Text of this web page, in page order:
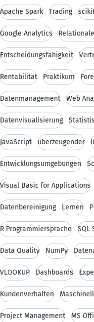
Apache Spark Trading
Google Analytics
Entscheidungsfähigkeit
Rentabilität Praktikum
Datenmanagement Web
Datenvisualisierung
JavaScript überzeugender
Entwicklungsumgebungen
Visual Basic for Applications
Datenbereinigung Lernen
R Programmiersprache SQL
Data Quality NumPy
VLOOKUP Dashboards
Kundenverhalten
Project Management MS